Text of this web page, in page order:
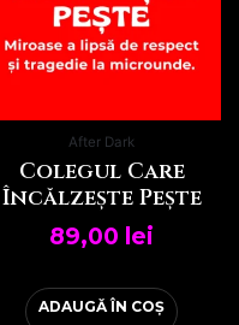
After Dark
Colegul Care
Încălzește Pește
89,00 lei
ADAUGĂ ÎN COȘ